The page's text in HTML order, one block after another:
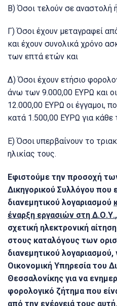
Β) Όσοι τελούν σε αναστολή
Γ) Όσοι έχουν μεταγραφεί
και έχουν συνολικά χρόνο
των επτά ετών και
Δ) Όσοι έχουν ετήσιο
άνω των 9.000,00 ΕΥΡΩ και
12.000,00 ΕΥΡΩ οι έγγαμοι,
κατά 1.500,00 ΕΥΡΩ για κάθε
Ε) Όσοι υπερβαίνουν το
ηλικίας τους.
Εφιστούμε την προσοχή
Δικηγορικού Συλλόγου που
διανεμητικού λογαριασμού
έναρξη εργασιών στη Δ.Ο.Υ.
σχετική ηλεκτρονική
στους καταλόγους των
διανεμητικού
Οικονομική Υπηρεσία του
Θεσσαλονίκης για να
φορολογικό ζήτημα που
από την ενέργειά τους